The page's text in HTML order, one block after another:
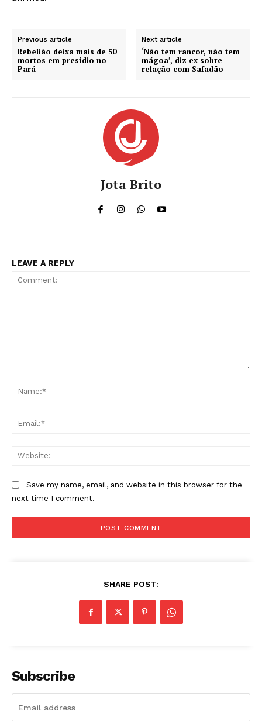
Previous article
Rebelião deixa mais de 50
mortos em presídio no
Pará
Next article
‘Não tem rancor, não tem
mágoa’, diz ex sobre
relação com Safadão
Jota Brito
LEAVE A REPLY
Save my name, email, and website in this browser for the
next time I comment.
SHARE POST:
Subscribe